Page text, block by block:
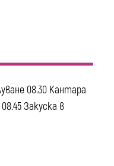
08.30 Кантара
Закуска в